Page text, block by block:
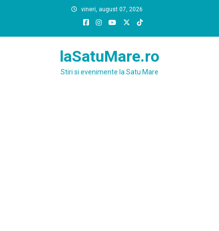
vineri, august 07, 2026
laSatuMare.ro
Stiri si evenimente la Satu Mare